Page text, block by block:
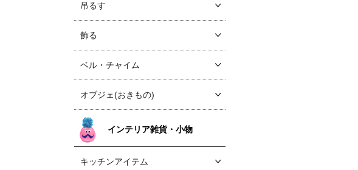
吊るす
飾る
ベル・チャイム
オブジェ(おきもの)
インテリア雑貨・小物
キッチンアイテム